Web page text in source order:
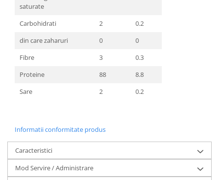
saturate
Carbohidrati 2
0.2
din care zaharuri
0
0
Fibre
3
0.3
Proteine
88
8.8
Sare
2 0.2
Informatii conformitate produs
Caracteristici
Mod Servire / Administrare